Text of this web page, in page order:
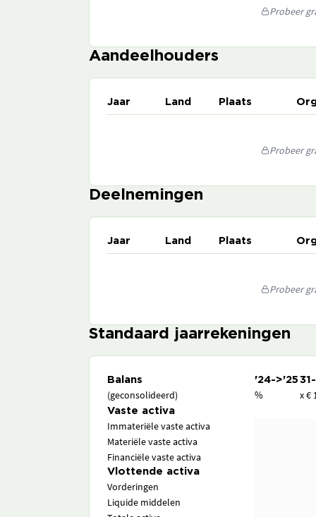
Probeer
Aandeelhouders
Jaar Land Plaats
Probeer
Deelnemingen
Jaar Land Plaats
Probeer
Standaard jaarrekeningen
Balans '24->'25
(geconsolideerd) % x €
Vaste activa
Immateriële vaste activa
Materiële vaste activa
Financiële vaste activa
Vlottende activa
Vorderingen
Liquide middelen